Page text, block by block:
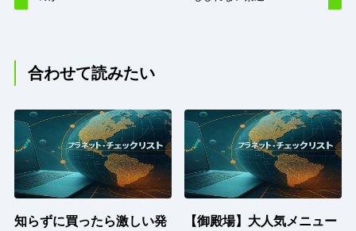
合わせて読みたい
知らずに買ったら激しい発
【御殿場】大人気メニュー